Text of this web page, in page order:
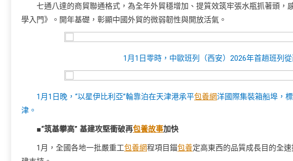
七通八達的商貿聯通格式，為全年外貿穩增加、提質效筑牢張水瓶抓著頭
學入門》。開年基礎，彰顯中國外貿的微弱韌性與開放活氣。
1月1日零時，中歐班列（西安）2026年首趟班列
1月1日晚，“以星伊比利亞”輪靠泊在天津港承平包養網洋國際集裝箱船埠，
津。
■“筑基攀高” 基建攻堅衝破再包養故事加快
1月，全國各地一批嚴重工包養網程項目錨包養定高東西的品質成長目的全